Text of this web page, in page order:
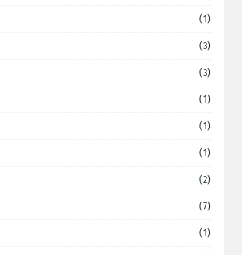
(1)
(3)
(3)
(1)
(1)
(1)
(2)
(7)
(1)